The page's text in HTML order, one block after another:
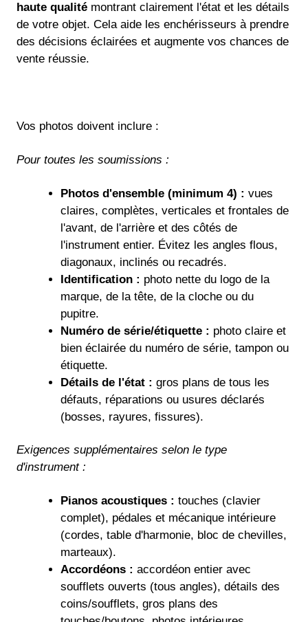
haute qualité montrant clairement l'état et les détails
de votre objet. Cela aide les enchérisseurs à prendre
des décisions éclairées et augmente vos chances de
vente réussie.
Vos photos doivent inclure :
Pour toutes les soumissions :
Photos d'ensemble (minimum 4) : vues
claires, complètes, verticales et frontales de
l'avant, de l'arrière et des côtés de
l'instrument entier. Évitez les angles flous,
diagonaux, inclinés ou recadrés.
Identification : photo nette du logo de la
marque, de la tête, de la cloche ou du
pupitre.
Numéro de série/étiquette : photo claire et
bien éclairée du numéro de série, tampon ou
étiquette.
Détails de l'état : gros plans de tous les
défauts, réparations ou usures déclarés
(bosses, rayures, fissures).
Exigences supplémentaires selon le type
d'instrument :
Pianos acoustiques : touches (clavier
complet), pédales et mécanique intérieure
(cordes, table d'harmonie, bloc de chevilles,
marteaux).
Accordéons : accordéon entier avec
soufflets ouverts (tous angles), détails des
coins/soufflets, gros plans des